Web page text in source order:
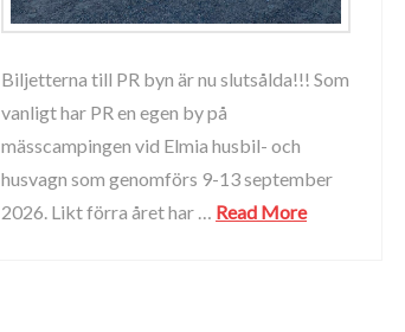
Biljetterna till PR byn är nu slutsålda!!! Som
vanligt har PR en egen by på
mässcampingen vid Elmia husbil- och
husvagn som genomförs 9-13 september
2026. Likt förra året har … Read More